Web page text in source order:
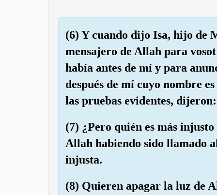
(6) Y cuando dijo Isa, hijo de
mensajero de Allah para
había antes de mí y para
después de mí cuyo nombre
las pruebas evidentes,
(7) ¿Pero quién es más
Allah habiendo sido llamado
injusta.
(8) Quieren apagar la luz de